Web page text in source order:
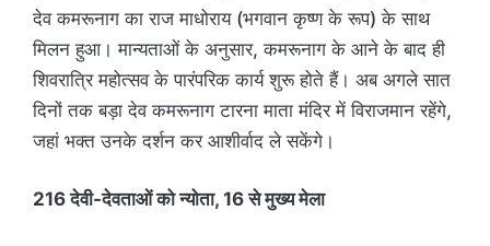
देव कमरूनाग का राज माधोराय (भगवान कृष्ण के रूप) के साथ
मिलन हुआ। मान्यताओं के अनुसार, कमरूनाग के आने के बाद ही
शिवरात्रि महोत्सव के पारंपरिक कार्य शुरू होते हैं। अब अगले सात
दिनों तक बड़ा देव कमरूनाग टारना माता मंदिर में विराजमान रहेंगे,
जहां भक्त उनके दर्शन कर आशीर्वाद ले सकेंगे।
216 देवी-देवताओं को न्योता, 16 से मुख्य मेला